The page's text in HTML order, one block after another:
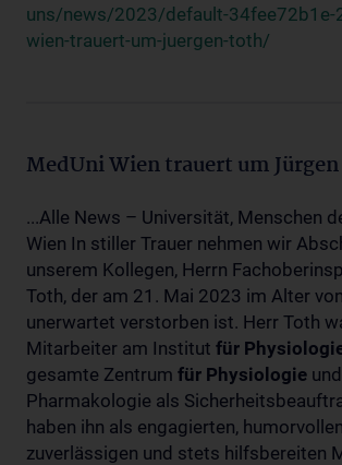
uns/news/2023/default-34fee72b1e-
wien-trauert-um-juergen-toth/
MedUni Wien trauert um
...Alle News – Universität, Menschen
Wien In stiller Trauer nehmen wir
unserem Kollegen, Herrn
Toth, der am 21. Mai 2023 im Alter
unerwartet verstorben ist. Herr Toth
Mitarbeiter am Institut für
gesamte Zentrum für Physiologie und
Pharmakologie als
haben ihn als engagierten,
zuverlässigen und stets hilfsbereiten